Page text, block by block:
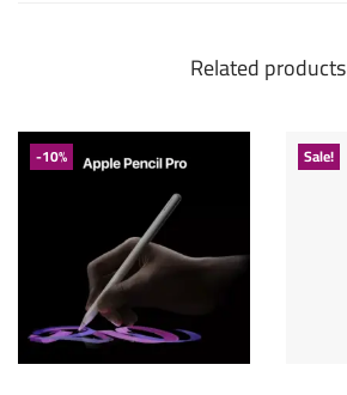
Related products
-10% Sale!